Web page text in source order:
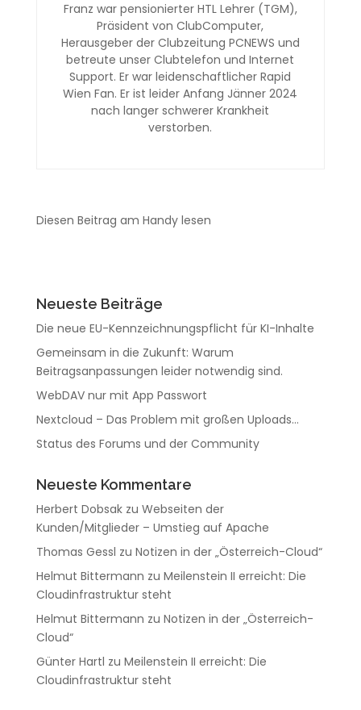
Franz war pensionierter HTL Lehrer (TGM),
Präsident von ClubComputer,
Herausgeber der Clubzeitung PCNEWS und
betreute unser Clubtelefon und Internet
Support. Er war leidenschaftlicher Rapid
Wien Fan. Er ist leider Anfang Jänner 2024
nach langer schwerer Krankheit
verstorben.
Diesen Beitrag am Handy lesen
Neueste Beiträge
Die neue EU-Kennzeichnungspflicht für KI-Inhalte
Gemeinsam in die Zukunft: Warum
Beitragsanpassungen leider notwendig sind.
WebDAV nur mit App Passwort
Nextcloud – Das Problem mit großen Uploads…
Status des Forums und der Community
Neueste Kommentare
Herbert Dobsakzu Webseiten der
Kunden/Mitglieder – Umstieg auf Apache
Thomas Gessl zu Notizen in der „Österreich-Cloud“
Helmut Bittermann zu Meilenstein II erreicht: Die
Cloudinfrastruktur steht
Helmut Bittermann zu Notizen in der „Österreich-
Cloud“
Günter Hartl zu Meilenstein II erreicht: Die
Cloudinfrastruktur steht